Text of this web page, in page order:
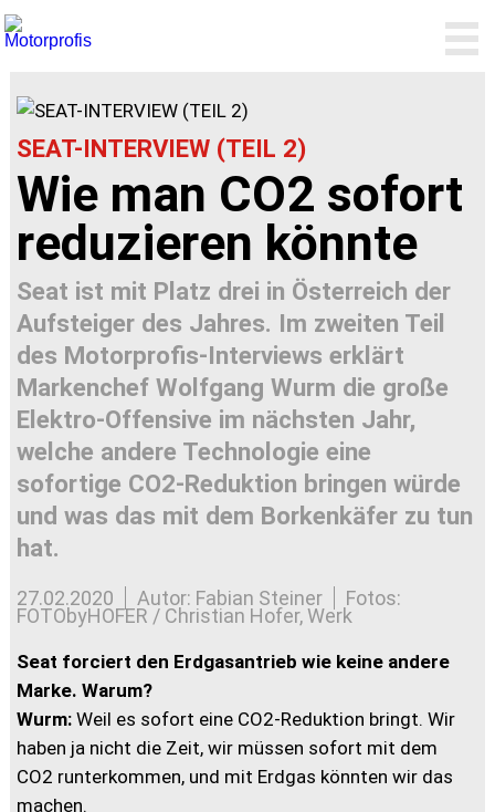
SEAT-INTERVIEW (TEIL 2)
Wie man CO2 sofort
reduzieren könnte
Seat ist mit Platz drei in Österreich der
Aufsteiger des Jahres. Im zweiten Teil
des Motorprofis-Interviews erklärt
Markenchef Wolfgang Wurm die große
Elektro-Offensive im nächsten Jahr,
welche andere Technologie eine
sofortige CO2-Reduktion bringen würde
und was das mit dem Borkenkäfer zu tun
hat.
27.02.2020 Autor: Fabian Steiner Fotos:
FOTObyHOFER / Christian Hofer, Werk
Seat forciert den Erdgasantrieb wie keine andere
Marke. Warum?
Wurm: Weil es sofort eine CO2-Reduktion bringt. Wir
haben ja nicht die Zeit, wir müssen sofort mit dem
CO2 runterkommen, und mit Erdgas könnten wir das
machen.